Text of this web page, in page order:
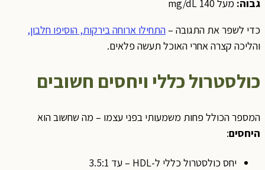
גבוה:מעל 140 mg/dL
כדי לשפר את התגובה –התחילו ארוחה בירקות, הוסיפו חלבון,
והליכה קצרה אחרי האוכל תעשה פלאים.
כולסטרול כללי ויחסים חשובים
המספר הכולל פחות משמעותי בפני עצמו – מה שחשוב הוא
היחסים:
יחס כולסטרול כללי ל-HDL – עד 3.5:1